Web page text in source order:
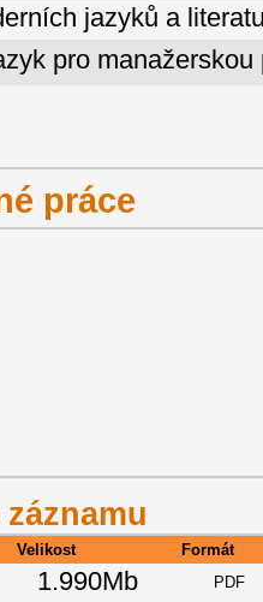
jazyků a
pro manažerskou
práce
Velikost
Formát
1.990Mb PDF